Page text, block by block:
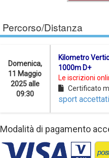
Percorso/Distanza
Domenica,
11 Maggio
2025 alle
09:30
Kilometro
1000m D+
Le iscrizioni
Certificato
sport accettati
Modalità di pagamento